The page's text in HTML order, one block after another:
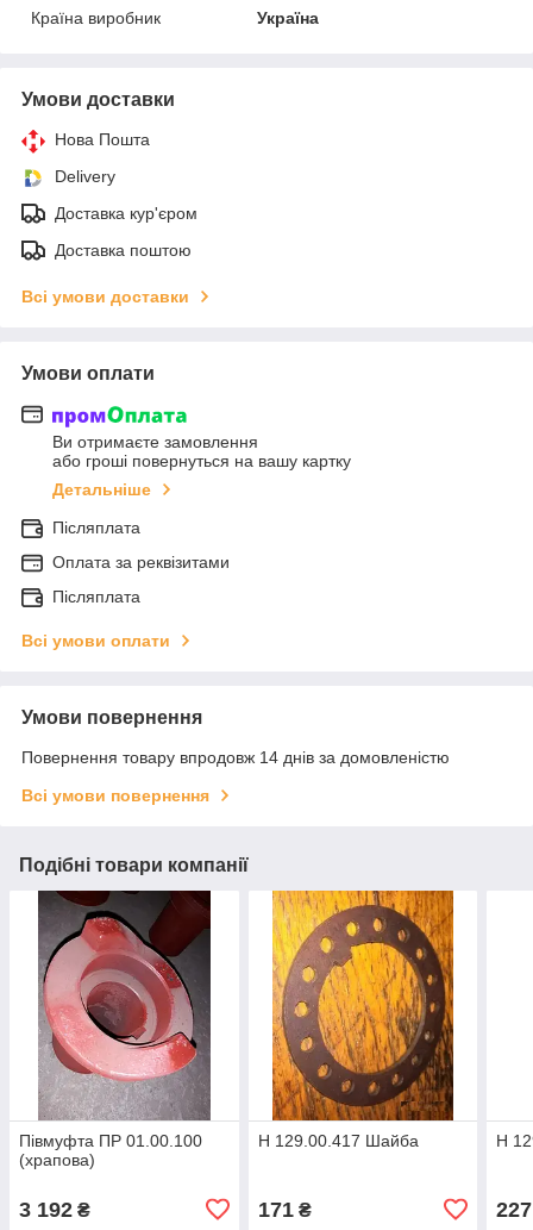
Країна виробник
Україна
Умови доставки
Нова Пошта
Delivery
Доставка кур'єром
Доставка поштою
Всі умови доставки
Умови оплати
Ви отримаєте замовлення
або гроші повернуться на вашу картку
Детальніше
Післяплата
Оплата за реквізитами
Післяплата
Всі умови оплати
Умови повернення
Повернення товару впродовж 14 днів за домовленістю
Всі умови повернення
Подібні товари компанії
Півмуфта ПР 01.00.100
(храпова)
3 192 ₴
Н 129.00.417 Шайба
171₴
Н
227